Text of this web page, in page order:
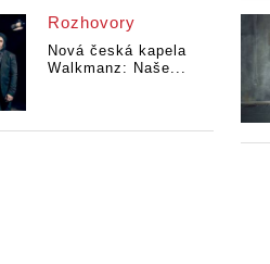
Rozhovory
Nová česká kapela
Walkmanz: Naše...